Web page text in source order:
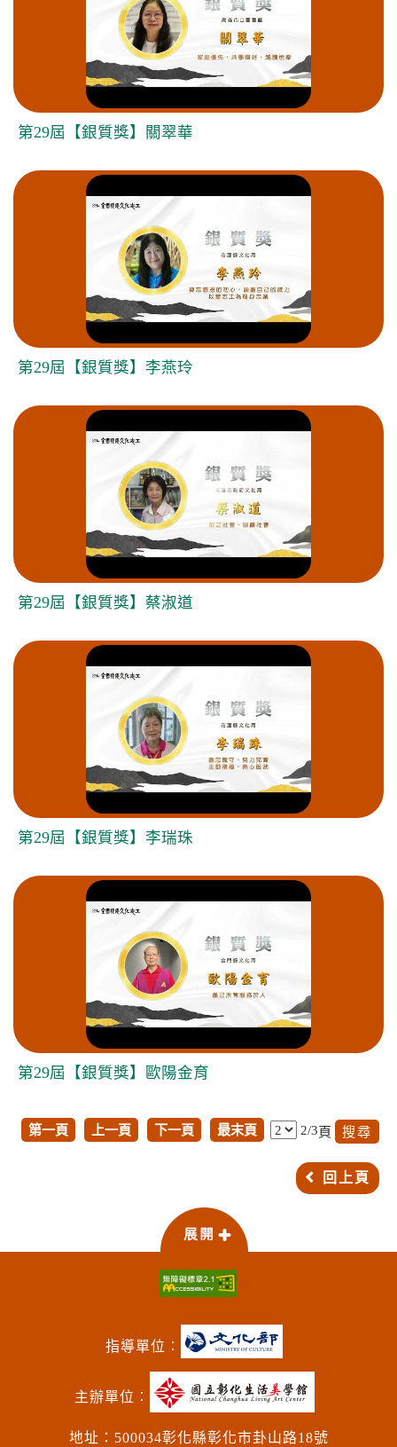
第29屆【銀質獎】關翠華
第29屆【銀質獎】李燕玲
第29屆【銀質獎】蔡淑道
第29屆【銀質獎】李瑞珠
第29屆【銀質獎】歐陽金育
第一頁 上一頁 下一頁 最末頁 2/3頁
回上頁
指導單位︰
主辦單位︰
地址：500034彰化縣彰化市卦山路18號